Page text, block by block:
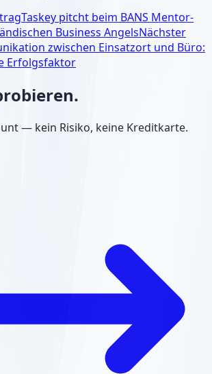
Taskey pitcht beim BANS Mentor-
Business AngelsNächster
zwischen Einsatzort und Büro:
Erfolgsfaktor
— kein Risiko, keine Kreditkarte.